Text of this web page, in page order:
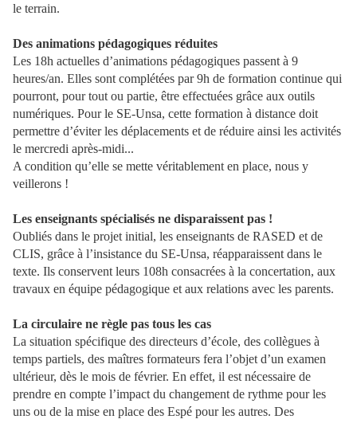
le terrain.
Des animations pédagogiques réduites
Les 18h actuelles d’animations pédagogiques passent à 9
heures/an. Elles sont complétées par 9h de formation continue qui
pourront, pour tout ou partie, être effectuées grâce aux outils
numériques. Pour le SE-Unsa, cette formation à distance doit
permettre d’éviter les déplacements et de réduire ainsi les activités
le mercredi après-midi...
A condition qu’elle se mette véritablement en place, nous y
veillerons !
Les enseignants spécialisés ne disparaissent pas !
Oubliés dans le projet initial, les enseignants de RASED et de
CLIS, grâce à l’insistance du SE-Unsa, réapparaissent dans le
texte. Ils conservent leurs 108h consacrées à la concertation, aux
travaux en équipe pédagogique et aux relations avec les parents.
La circulaire ne règle pas tous les cas
La situation spécifique des directeurs d’école, des collègues à
temps partiels, des maîtres formateurs fera l’objet d’un examen
ultérieur, dès le mois de février. En effet, il est nécessaire de
prendre en compte l’impact du changement de rythme pour les
uns ou de la mise en place des Espé pour les autres. Des